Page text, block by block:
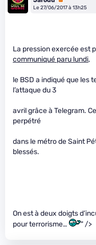
Le 27/06/2017 à 13h25
La pression exercée est
communiqué paru lundi,
le BSD a indiqué que les
l’attaque du 3
avril grâce à Telegram.
perpétré
dans le métro de Saint
blessés.
On est à deux doigts
pour terrorisme…
" />